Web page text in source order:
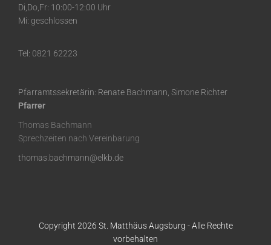
Di,Do,Fr: 10:00-12:00 Uhr
Mi: geschlossen
Tel: 0821 62223
Pfarramtssekretärin: Renate Bachmann, Simone Richter
Pfarrer
Thomas Bachmann
Sprechzeiten nach Vereinbarung
thomas.bachmann@elkb.de
Copyright 2026 St. Matthäus Augsburg - Alle Rechte
vorbehalten